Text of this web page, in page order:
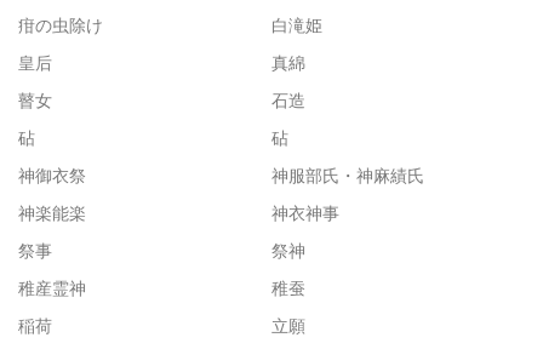
疳の虫除け
白滝姫
皇后
真綿
瞽女
石造
砧
砧
神御衣祭
神服部氏・神麻績氏
神楽能楽
神衣神事
祭事
祭神
稚産霊神
稚蚕
稲荷
立願